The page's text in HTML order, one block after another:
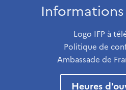
Logo IFP à
Politique de
Ambassade de
Heures